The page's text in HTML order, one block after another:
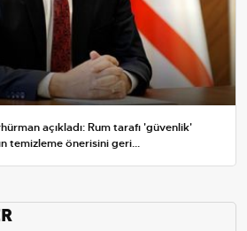
açıkladı: Rum tarafı 'güvenlik'
temizleme önerisini geri...